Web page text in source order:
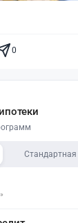
0
Стандартная